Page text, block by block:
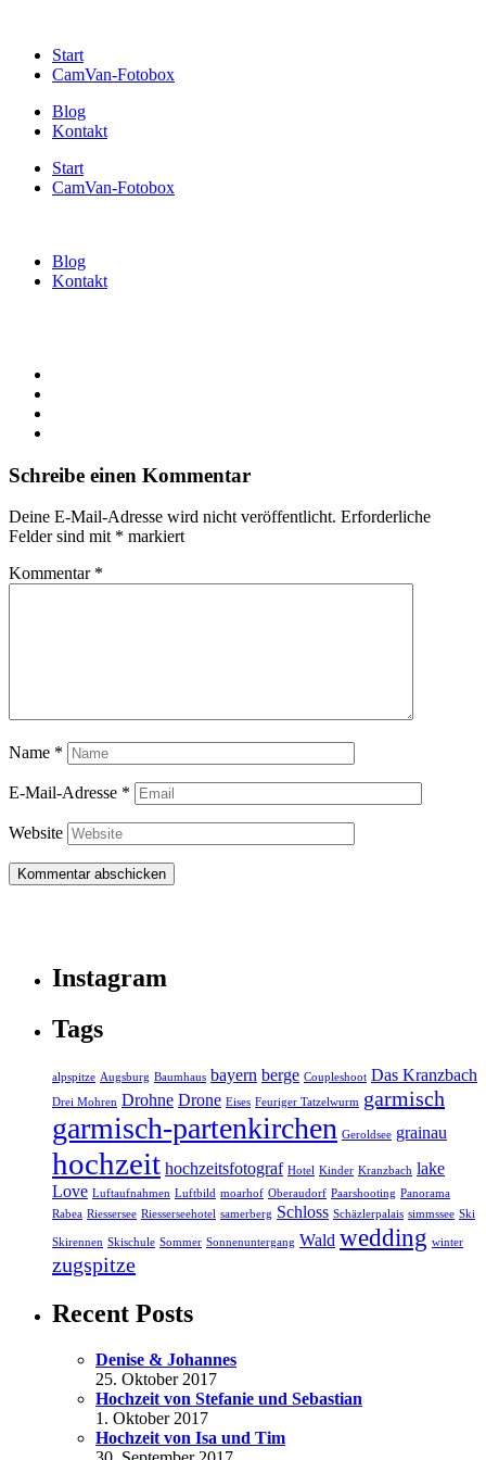
Start
CamVan-Fotobox
Blog
Kontakt
Start
CamVan-Fotobox
Blog
Kontakt
Schreibe einen Kommentar
Deine E-Mail-Adresse wird nicht veröffentlicht. Erforderliche
Felder sind mit * markiert
Kommentar *
Name *
E-Mail-Adresse *
Website
Instagram
Tags
alpspitze Augsburg Baumhaus bayern berge Coupleshoot Das Kranzbach
Drei Mohren Drohne Drone Eises Feuriger Tatzelwurm garmisch
garmisch-partenkirchen Geroldsee grainau
hochzeit hochzeitsfotograf Hotel Kinder Kranzbach lake
Love Luftaufnahmen Luftbild moarhof Oberaudorf Paarshooting Panorama
Rabea Riessersee Riesserseehotel samerberg Schloss Schäzlerpalais simmssee Ski
Skirennen Skischule Sommer Sonnenuntergang Wald wedding winter
zugspitze
Recent Posts
Denise & Johannes
25. Oktober 2017
Hochzeit von Stefanie und Sebastian
1. Oktober 2017
Hochzeit von Isa und Tim